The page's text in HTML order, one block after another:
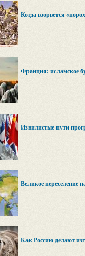
Когда взорвется
Франция: исламское
Извилистые пути
Великое переселение
Как Россию делают